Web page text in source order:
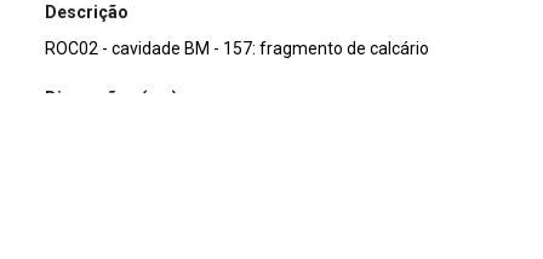
Descrição
ROC02 - cavidade BM - 157: fragmento de calcário
Dimensões (cm)